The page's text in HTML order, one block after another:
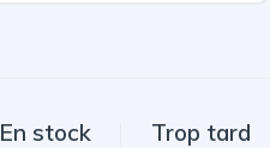
En stock Trop tard